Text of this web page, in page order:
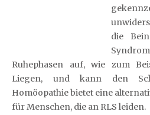
die
Ruhephasen auf, wie zum
Liegen, und kann den
Homöopathie bietet eine
für Menschen, die an RLS leiden.